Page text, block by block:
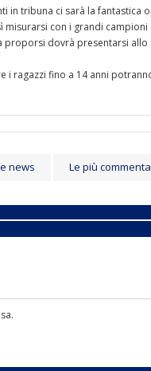
in tribuna ci sarà la
con i grandi
proporsi dovrà presentarsi
i ragazzi fino a 14 anni
news Le più